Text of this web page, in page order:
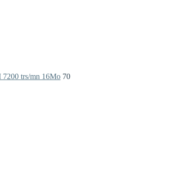
7200 trs/mn 16Mo 70